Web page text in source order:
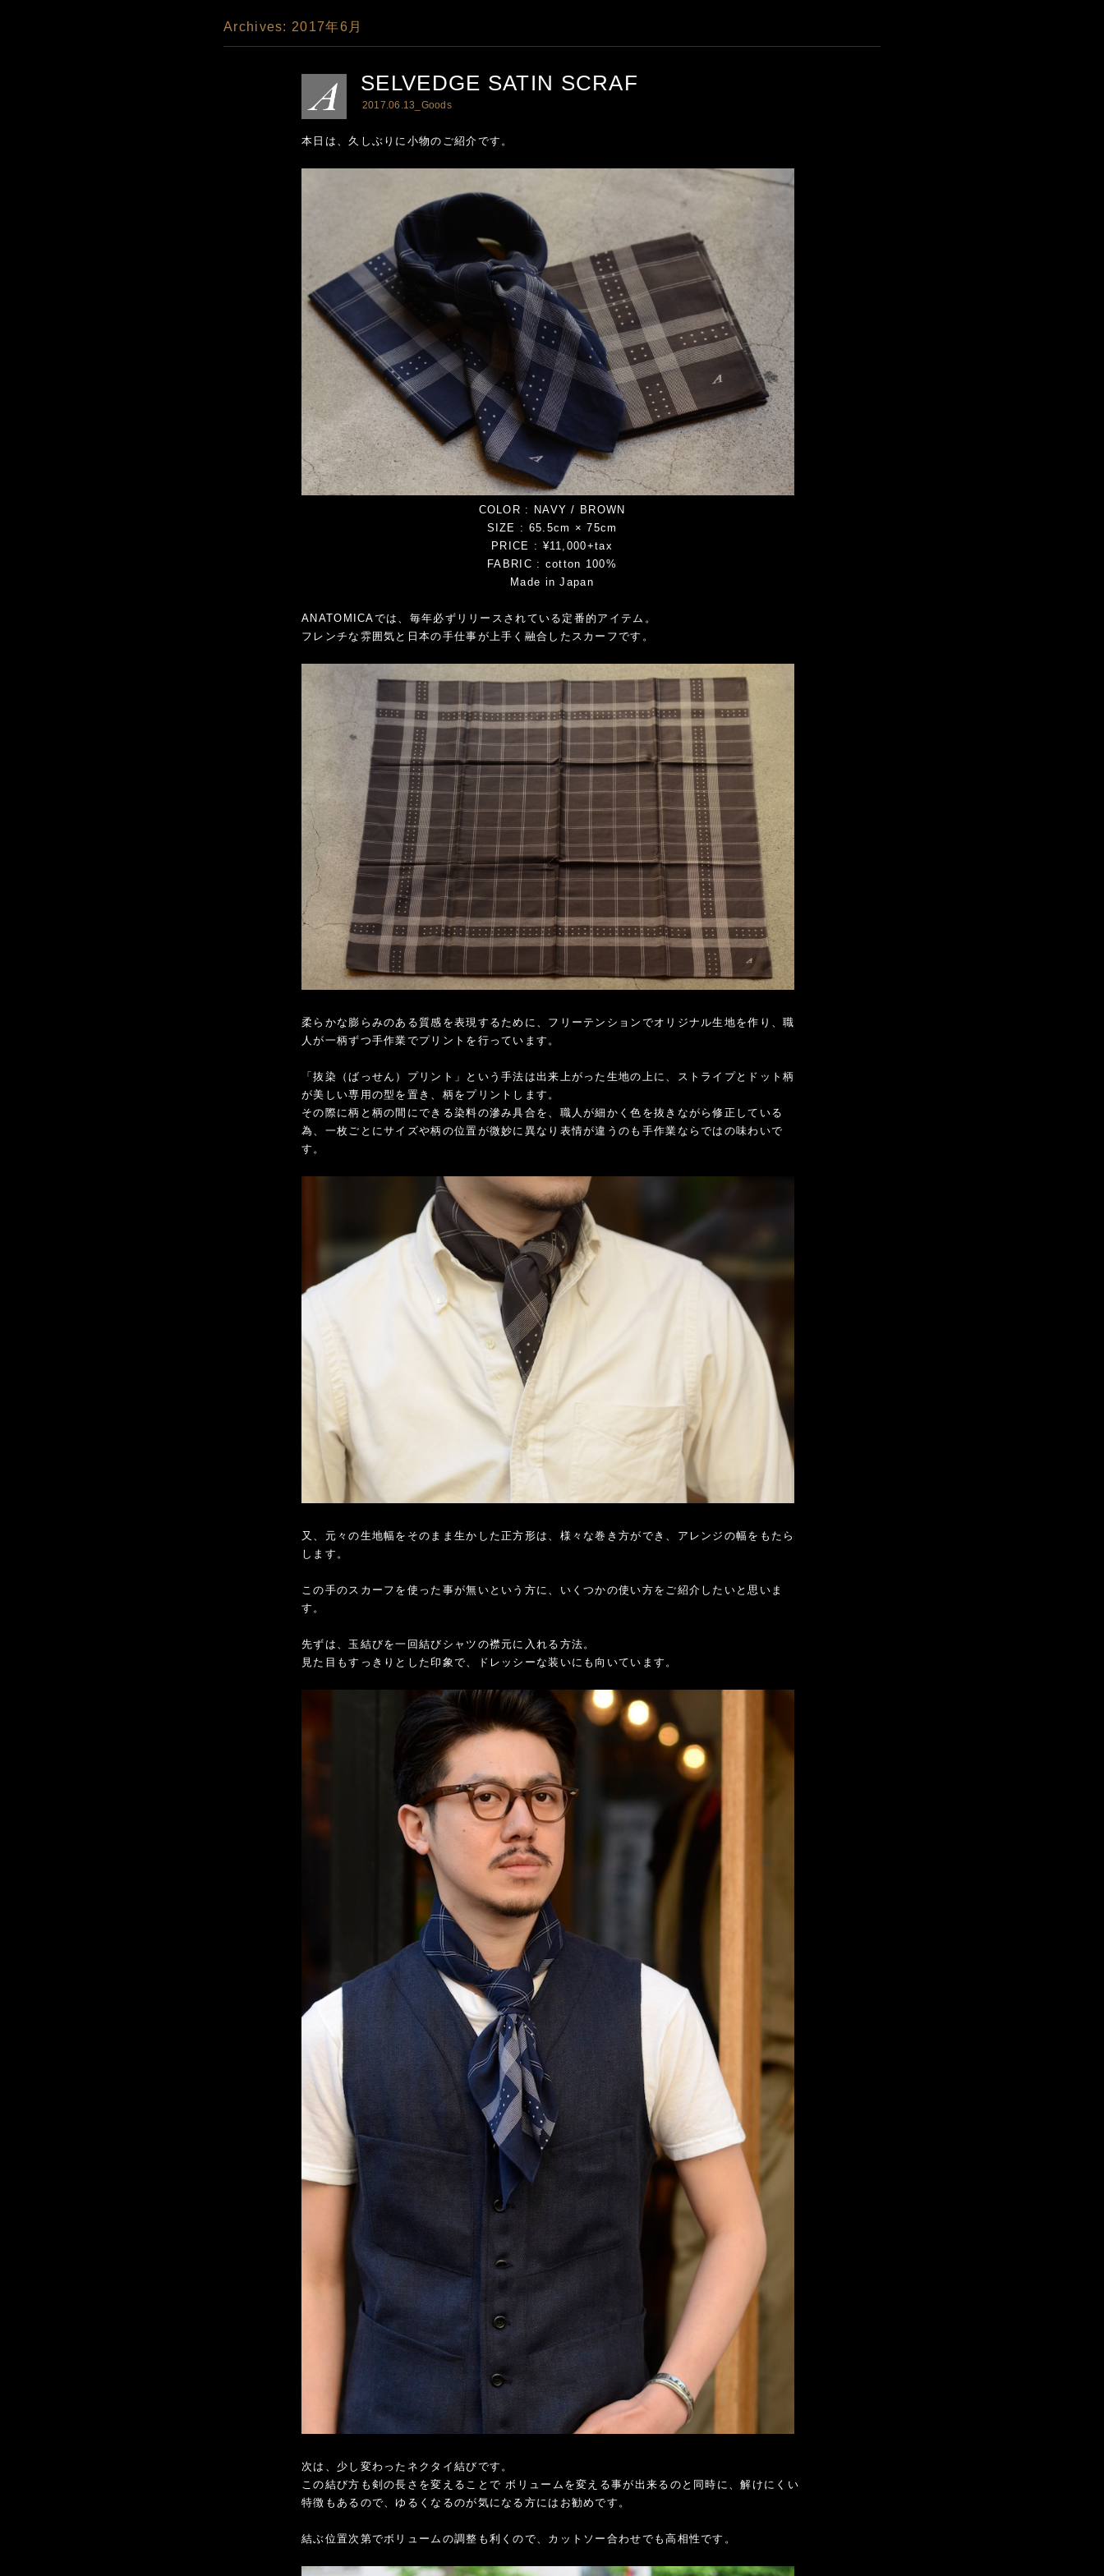
Archives: 2017年6月
SELVEDGE SATIN SCRAF
2017.06.13_ Goods
本日は、久しぶりに小物のご紹介です。
COLOR : NAVY / BROWN
SIZE : 65.5cm × 75cm
PRICE : ¥11,000+tax
FABRIC : cotton 100%
Made in Japan
ANATOMICAでは、毎年必ずリリースされている定番的アイテム。
フレンチな雰囲気と日本の手仕事が上手く融合したスカーフです。
柔らかな膨らみのある質感を表現するために、フリーテンションでオリジナル生地を作り、職
人が一柄ずつ手作業でプリントを行っています。
「抜染（ばっせん）プリント」という手法は出来上がった生地の上に、ストライプとドット柄
が美しい専用の型を置き、柄をプリントします。
その際に柄と柄の間にできる染料の滲み具合を、職人が細かく色を抜きながら修正している
為、一枚ごとにサイズや柄の位置が微妙に異なり表情が違うのも手作業ならではの味わいで
す。
又、元々の生地幅をそのまま生かした正方形は、様々な巻き方ができ、アレンジの幅をもたら
します。
この手のスカーフを使った事が無いという方に、いくつかの使い方をご紹介したいと思いま
す。
先ずは、玉結びを一回結びシャツの襟元に入れる方法。
見た目もすっきりとした印象で、ドレッシーな装いにも向いています。
次は、少し変わったネクタイ結びです。
この結び方も剣の長さを変えることで ボリュームを変える事が出来るのと同時に、解けにくい
特徴もあるので、ゆるくなるのが気になる方にはお勧めです。
結ぶ位置次第でボリュームの調整も利くので、カットソー合わせでも高相性です。